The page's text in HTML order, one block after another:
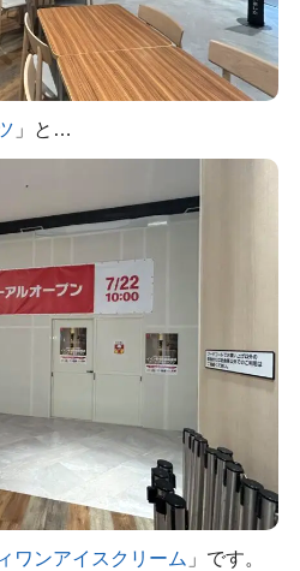
」と…
ワンアイスクリーム 」です。